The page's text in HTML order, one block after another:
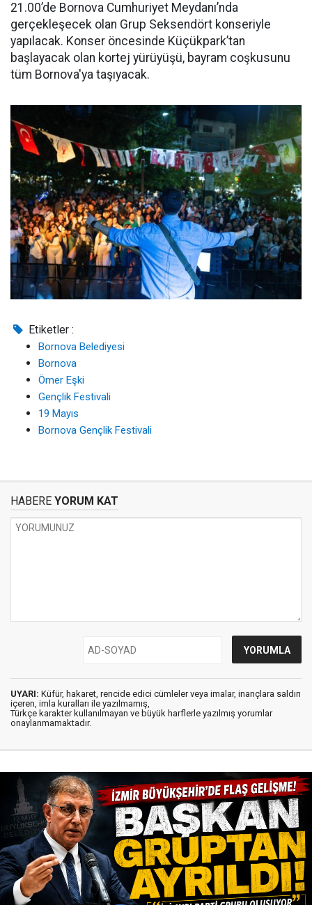
21.00’de Bornova Cumhuriyet Meydanı’nda
gerçekleşecek olan Grup Seksendört konseriyle
yapılacak. Konser öncesinde Küçükpark’tan
başlayacak olan kortej yürüyüşü, bayram coşkusunu
tüm Bornova'ya taşıyacak.
Etiketler :
Bornova Belediyesi
Bornova
Ömer Eşki
Gençlik Festivali
19 Mayıs
Bornova Gençlik Festivali
HABERE YORUM KAT
UYARI: Küfür, hakaret, rencide edici cümleler veya imalar, inançlara saldırı
içeren, imla kuralları ile yazılmamış,
Türkçe karakter kullanılmayan ve büyük harflerle yazılmış yorumlar
onaylanmamaktadır.